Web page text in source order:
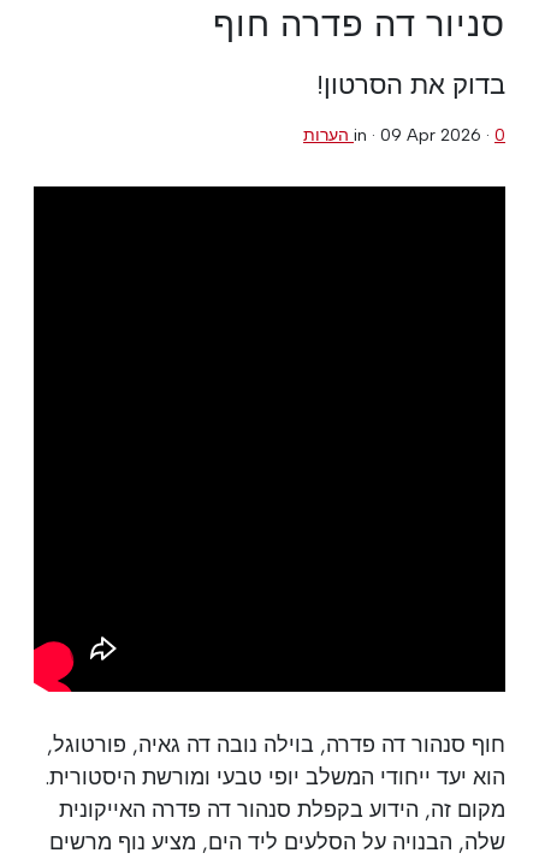
סניור דה פדרה חוף
בדוק את הסרטון!
in · 09 Apr 2026 · 0 הערות
חוף סנהור דה פדרה, בוילה נובה דה גאיה, פורטוגל,
הוא יעד ייחודי המשלב יופי טבעי ומורשת היסטורית.
מקום זה, הידוע בקפלת סנהור דה פדרה האייקונית
שלה, הבנויה על הסלעים ליד הים, מציע נוף מרשים